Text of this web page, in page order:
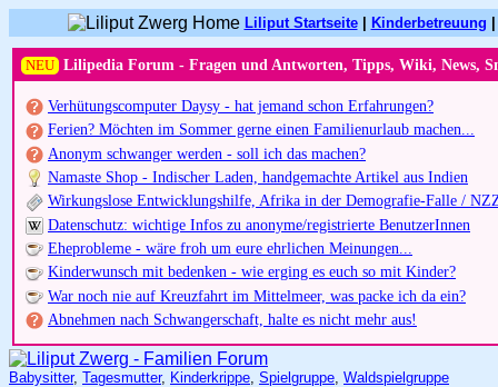
Liliput Startseite| Kinderbetreuung
NEU Lilipedia Forum - Fragen und Antworten, Tipps, Wiki, News,
Verhütungscomputer Daysy - hat jemand schon Erfahrungen?
Ferien? Möchten im Sommer gerne einen Familienurlaub machen...
Anonym schwanger werden - soll ich das machen?
Namaste Shop - Indischer Laden, handgemachte Artikel aus Indien
Wirkungslose Entwicklungshilfe, Afrika in der Demografie-Falle /
Datenschutz: wichtige Infos zu anonyme/registrierte BenutzerInnen
Eheprobleme - wäre froh um eure ehrlichen Meinungen...
Kinderwunsch mit bedenken - wie erging es euch so mit Kinder?
War noch nie auf Kreuzfahrt im Mittelmeer, was packe ich da ein?
Abnehmen nach Schwangerschaft, halte es nicht mehr aus!
Babysitter, Tagesmutter, Kinderkrippe, Spielgruppe, Waldspielgruppe